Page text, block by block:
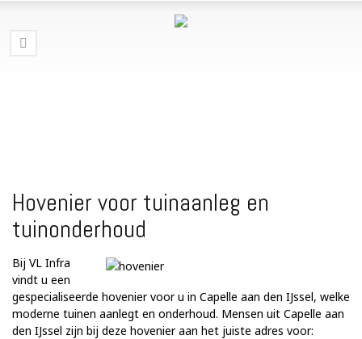
Hovenier voor tuinaanleg en
tuinonderhoud
Bij VL Infra
vindt u een
gespecialiseerde hovenier voor u in Capelle aan den IJssel, welke
moderne tuinen aanlegt en onderhoud. Mensen uit Capelle aan
den IJssel zijn bij deze hovenier aan het juiste adres voor: